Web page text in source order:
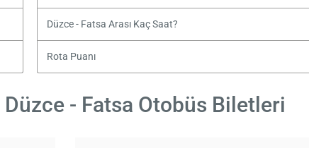
Düzce - Fatsa Arası Kaç Saat?
Rota Puanı
Düzce - Fatsa Otobüs Biletleri